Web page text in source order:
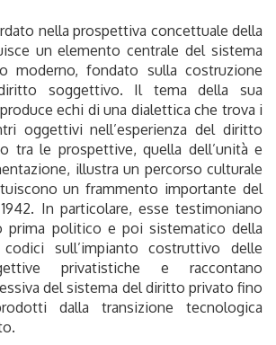
nella prospettiva concettuale della
un elemento centrale del sistema
moderno, fondato sulla costruzione
soggettivo. Il tema della sua
echi di una dialettica che trova i
oggettivi nell’esperienza del diritto
tra le prospettive, quella dell’unità e
illustra un percorso culturale
un frammento importante del
In particolare, esse testimoniano
prima politico e poi sistematico della
sull’impianto costruttivo delle
privatistiche e raccontano
del sistema del diritto privato fino
dalla transizione tecnologica